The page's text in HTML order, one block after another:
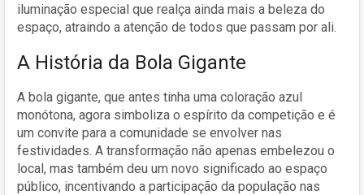
iluminação especial que realça ainda mais a beleza do
espaço, atraindo a atenção de todos que passam por ali.
A História da Bola Gigante
A bola gigante, que antes tinha uma coloração azul
monótona, agora simboliza o espírito da competição e é
um convite para a comunidade se envolver nas
festividades. A transformação não apenas embelezou o
local, mas também deu um novo significado ao espaço
público, incentivando a participação da população nas